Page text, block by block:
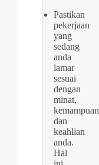
Pastikan
pekerjaan
yang
sedang
anda
lamar
sesuai
dengan
minat,
kemampuan
dan
keahlian
anda.
Hal